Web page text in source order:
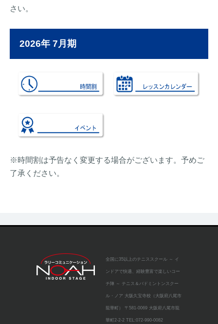
さい。
2026年 7月期
※時間割は予告なく変更する場合がございます。予めご
了承ください。
全国に35以上のテニススクール ～ イ
ンドアで快適、経験豊富で楽しいコー
チ陣 ～ テニス＆バドミントンスクー
ル・ノア 大阪久宝寺校（大阪府八尾市
龍華町） 〒581-0069 大阪府八尾市龍
華町2-2-2 TEL:072-990-0082